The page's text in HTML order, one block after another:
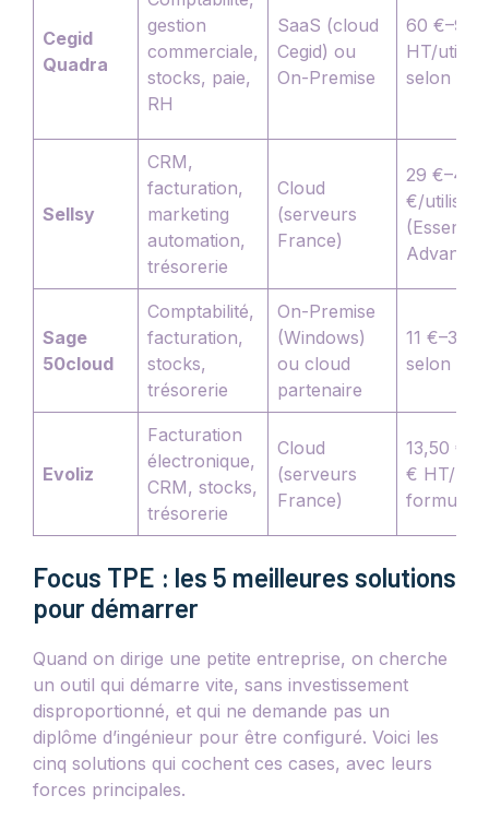
Cegid
Quadra
gestion
commerciale,
stocks, paie,
RH
SaaS (cloud
Cegid) ou
On-Premise
60 €–90
HT/
selon
Sellsy
CRM,
facturation,
marketing
automation,
trésorerie
Cloud
(serveurs
France)
29 €–49
€/
Sage
50cloud
Comptabilité,
facturation,
stocks,
trésorerie
On-Premise
(Windows)
ou cloud
partenaire
11 €–34
selon
Evoliz
Facturation
électronique,
CRM, stocks,
trésorerie
Cloud
(serveurs
France)
13,50 €
€ HT/
formule
Focus TPE : les 5 meilleures solutions
pour démarrer
Quand on dirige une petite entreprise, on cherche
un outil qui démarre vite, sans investissement
disproportionné, et qui ne demande pas un
diplôme d’ingénieur pour être configuré. Voici les
cinq solutions qui cochent ces cases, avec leurs
forces principales.